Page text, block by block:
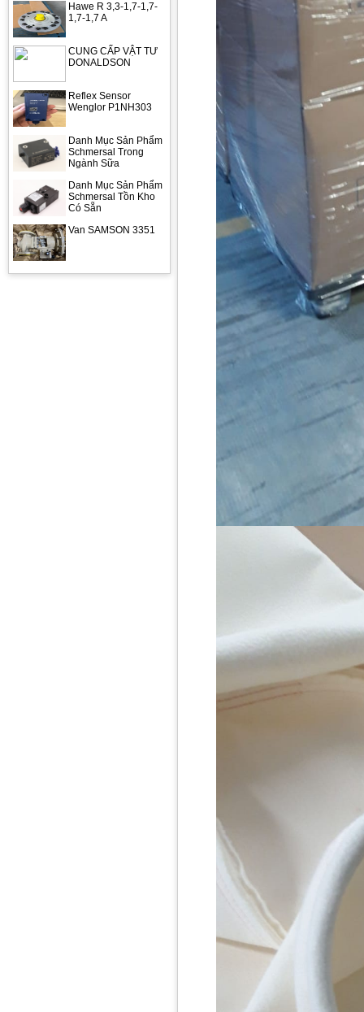
Hawe R 3,3-1,7-1,7-
1,7-1,7 A
CUNG CẤP VẬT TƯ
DONALDSON
Reflex Sensor
Wenglor P1NH303
Danh Mục Sản Phẩm
Schmersal Trong
Ngành Sữa
Danh Mục Sản Phẩm
Schmersal Tồn Kho
Có Sẵn
Van SAMSON 3351